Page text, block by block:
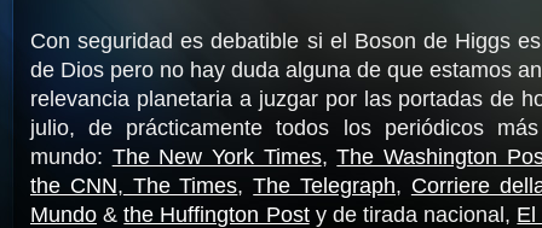
Con seguridad es debatible si el Boson de Higgs
de Dios pero no hay duda alguna de que estamos
relevancia planetaria a juzgar por las portadas de
julio, de prácticamente todos los periódicos
mundo: The New York Times,The Washington
the CNN, The Times,The Telegraph, Corriere
Mundo &the Huffington Posty de tirada nacional, El